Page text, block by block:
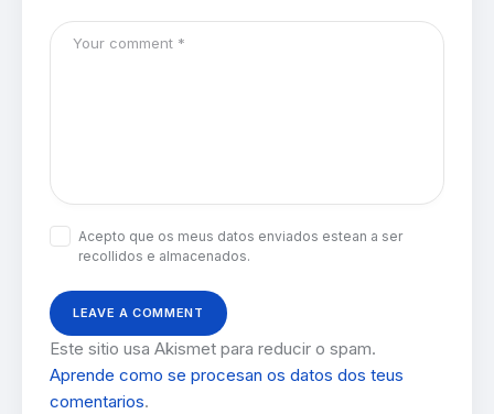
Acepto que os meus datos enviados estean a ser
recollidos e almacenados.
Este sitio usa Akismet para reducir o spam.
Aprende como se procesan os datos dos teus
comentarios.